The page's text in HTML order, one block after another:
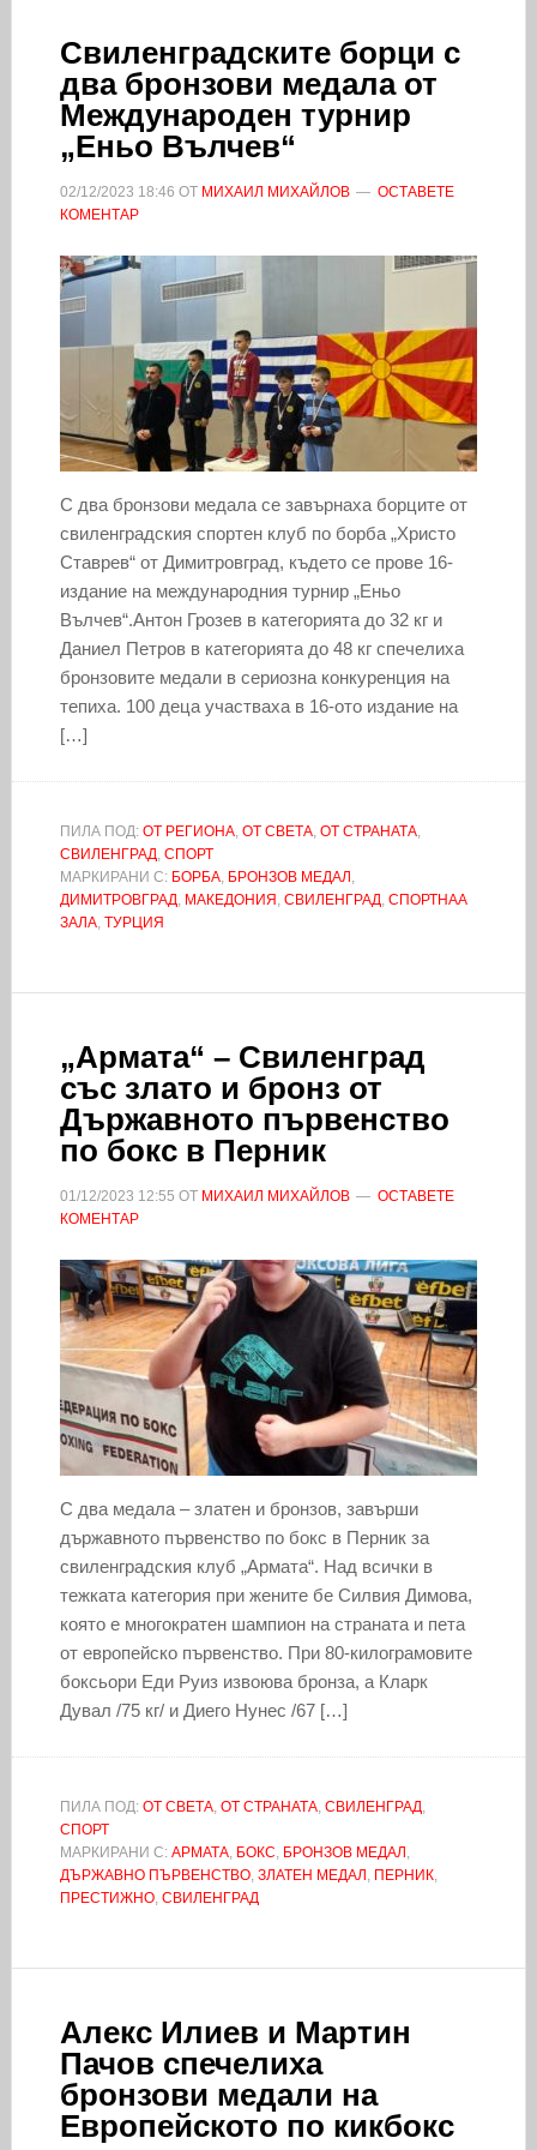
Свиленградските борци с
два бронзови медала от
Международен турнир
„Еньо Вълчев“
02/12/2023 18:46 ОТ МИХАИЛ МИХАЙЛОВ
ОСТАВЕТЕ
КОМЕНТАР
С два бронзови медала се завърнаха борците от
свиленградския спортен клуб по борба „Христо
Ставрев“ от Димитровград, където се прове 16-
издание на международния турнир „Еньо
Вълчев“.Антон Грозев в категорията до 32 кг и
Даниел Петров в категорията до 48 кг спечелиха
бронзовите медали в сериозна конкуренция на
тепиха. 100 деца участваха в 16-ото издание на
[…]
ПИЛА ПОД: ОТ РЕГИОНА, ОТ СВЕТА, ОТ СТРАНАТА,
СВИЛЕНГРАД, СПОРТ
МАРКИРАНИ С: БОРБА, БРОНЗОВ МЕДАЛ ,
ДИМИТРОВГРАД, МАКЕДОНИЯ , СВИЛЕНГРАД, СПОРТНАА
ЗАЛА, ТУРЦИЯ
„Армата“ – Свиленград
със злато и бронз от
Държавното първенство
по бокс в Перник
01/12/2023 12:55 ОТ МИХАИЛ МИХАЙЛОВ
ОСТАВЕТЕ
КОМЕНТАР
С два медала – златен и бронзов, завърши
държавното първенство по бокс в Перник за
свиленградския клуб „Армата“. Над всички в
тежката категория при жените бе Силвия Димова,
която е многократен шампион на страната и пета
от европейско първенство. При 80-килограмовите
боксьори Еди Руиз извоюва бронза, а Кларк
Дувал /75 кг/ и Диего Нунес /67 […]
ПИЛА ПОД: ОТ СВЕТА, ОТ СТРАНАТА, СВИЛЕНГРАД,
СПОРТ
МАРКИРАНИ С: АРМАТА, БОКС, БРОНЗОВ МЕДАЛ ,
ДЪРЖАВНО ПЪРВЕНСТВО, ЗЛАТЕН МЕДАЛ , ПЕРНИК,
ПРЕСТИЖНО, СВИЛЕНГРАД
Алекс Илиев и Мартин
Пачов спечелиха
бронзови медали на
Европейското по кикбокс